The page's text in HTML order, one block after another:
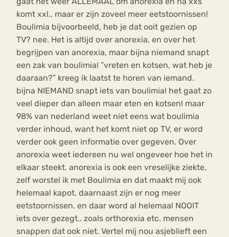
komt xxl.. maar er zijn zoveel meer eetstoornissen!
Boulimia bijvoorbeeld, heb je dat ooit gezien op
TV? nee. Het is altijd over anorexia, en over het
begrijpen van anorexia, maar bijna niemand snapt
een zak van boulimia! ”vreten en kotsen, wat heb je
daaraan?” kreeg ik laatst te horen van iemand.
bijna NIEMAND snapt iets van boulimia! het gaat zo
veel dieper dan alleen maar eten en kotsen! maar
98% van nederland weet niet eens wat boulimia
verder inhoud, want het komt niet op TV, er word
verder ook geen informatie over gegeven. Over
anorexia weet iedereen nu wel ongeveer hoe het in
elkaar steekt. anorexia is ook een vreselijke ziekte,
zelf worstel ik met Boulimia en dat maakt mij ook
helemaal kapot. daarnaast zijn er nog meer
eetstoornissen. en daar word al helemaal NOOIT
iets over gezegt.. zoals orthorexia etc. mensen
snappen dat ook niet. Vertel mij nou asjeblieft een